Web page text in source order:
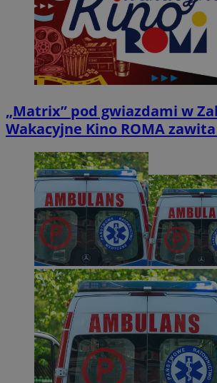
„Matrix” pod gwiazdami w
Wakacyjne Kino ROMA